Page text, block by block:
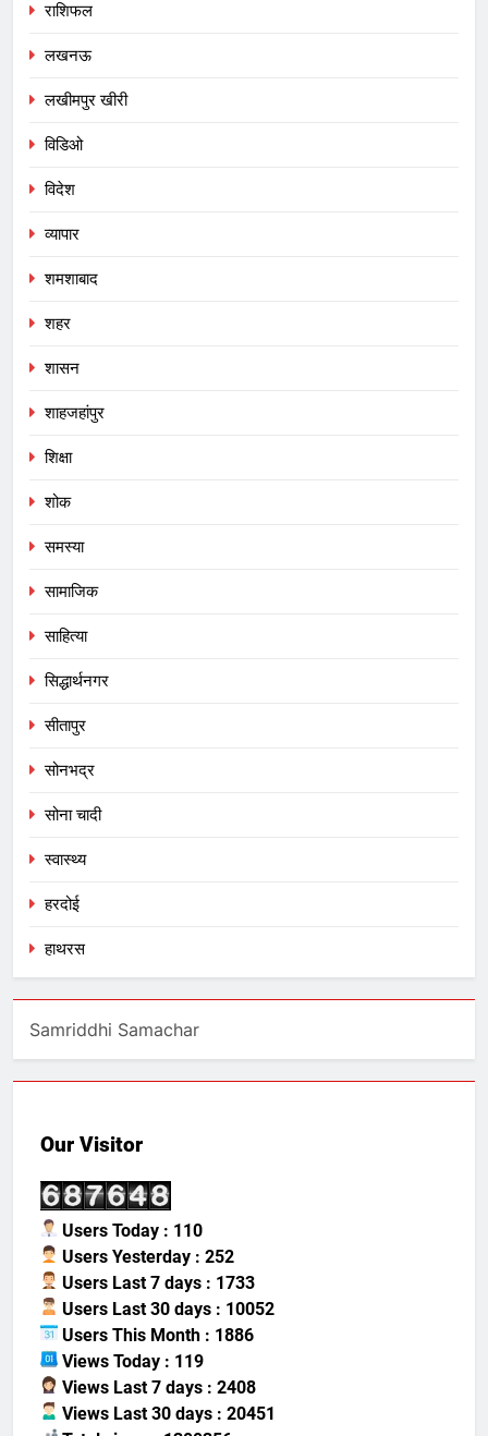
राशिफल
लखनऊ
लखीमपुर खीरी
विडिओ
विदेश
व्यापार
शमशाबाद
शहर
शासन
शाहजहांपुर
शिक्षा
शोक
समस्या
सामाजिक
साहित्या
सिद्धार्थनगर
सीतापुर
सोनभद्र
सोना चादी
स्वास्थ्य
हरदोई
हाथरस
Samriddhi Samachar
Our Visitor
Users Today : 110
Users Yesterday : 252
Users Last 7 days : 1733
Users Last 30 days : 10052
Users This Month : 1886
Views Today : 119
Views Last 7 days : 2408
Views Last 30 days : 20451